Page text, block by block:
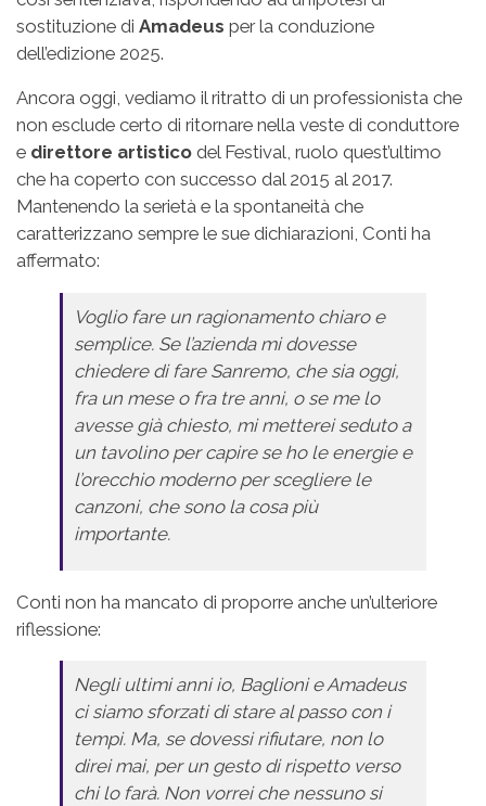
sostituzione di Amadeus per la conduzione
dell’edizione 2025.
Ancora oggi, vediamo il ritratto di un professionista che
non esclude certo di ritornare nella veste di conduttore
e direttore artistico del Festival, ruolo quest’ultimo
che ha coperto con successo dal 2015 al 2017.
Mantenendo la serietà e la spontaneità che
caratterizzano sempre le sue dichiarazioni, Conti ha
affermato:
Voglio fare un ragionamento chiaro e
semplice. Se l’azienda mi dovesse
chiedere di fare Sanremo, che sia oggi,
fra un mese o fra tre anni, o se me lo
avesse già chiesto, mi metterei seduto a
un tavolino per capire se ho le energie e
l’orecchio moderno per scegliere le
canzoni, che sono la cosa più
importante.
Conti non ha mancato di proporre anche un’ulteriore
riflessione:
Negli ultimi anni io, Baglioni e Amadeus
ci siamo sforzati di stare al passo con i
tempi. Ma, se dovessi rifiutare, non lo
direi mai, per un gesto di rispetto verso
chi lo farà. Non vorrei che nessuno si